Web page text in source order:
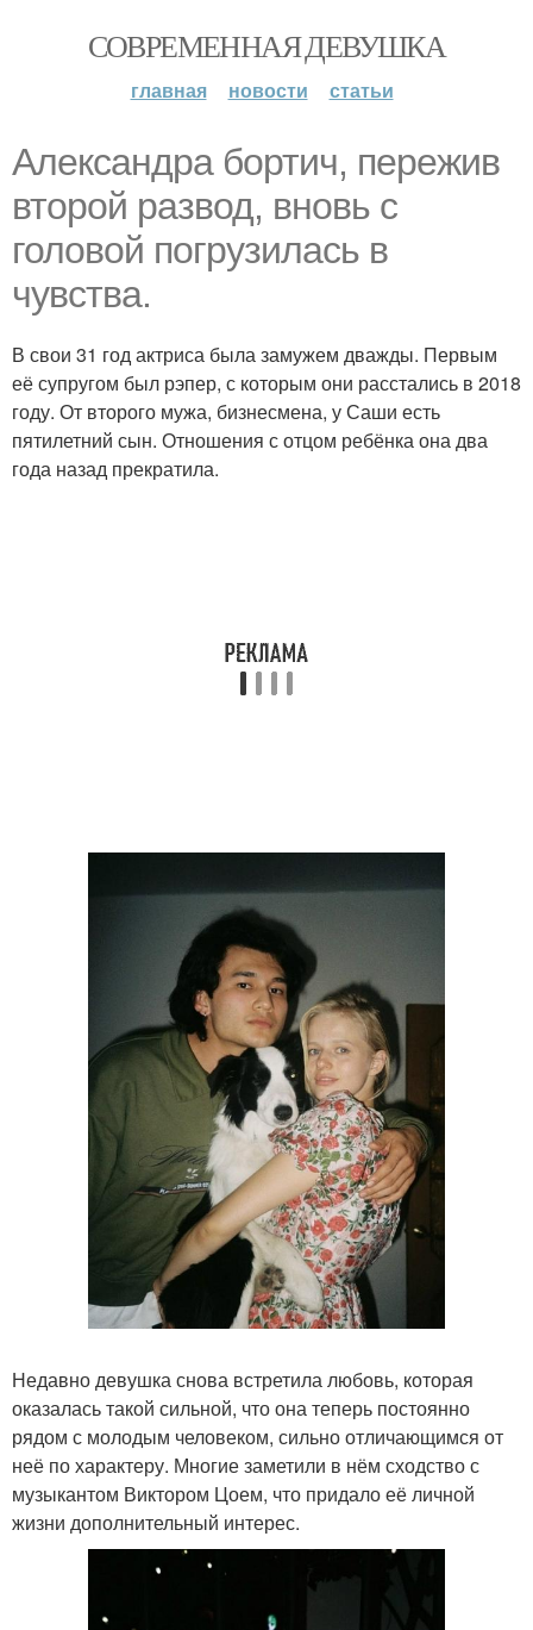
СОВРЕМЕННАЯ ДЕВУШКА
главная новости статьи
Александра бортич, пережив
второй развод, вновь с
головой погрузилась в
чувства.
В свои 31 год актриса была замужем дважды. Первым
её супругом был рэпер, с которым они расстались в 2018
году. От второго мужа, бизнесмена, у Саши есть
пятилетний сын. Отношения с отцом ребёнка она два
года назад прекратила.
Недавно девушка снова встретила любовь, которая
оказалась такой сильной, что она теперь постоянно
рядом с молодым человеком, сильно отличающимся от
неё по характеру. Многие заметили в нём сходство с
музыкантом Виктором Цоем, что придало её личной
жизни дополнительный интерес.